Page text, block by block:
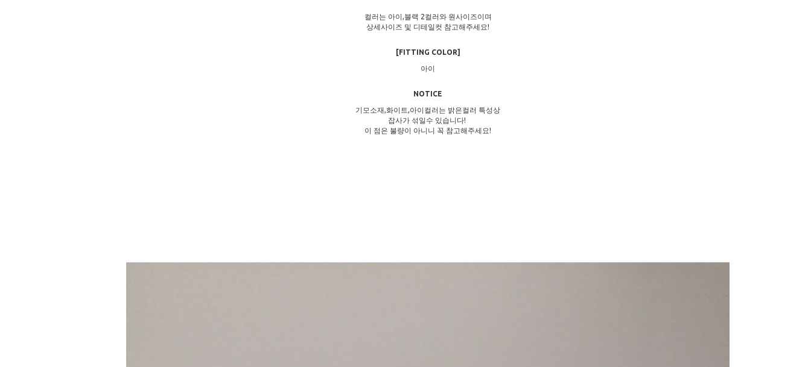
컬러는 아이,블랙 2컬러와 원사이즈이며
상세사이즈 및 디테일컷 참고해주세요!
[FITTING COLOR]
아이
NOTICE
기모소재,화이트,아이컬러는 밝은컬러 특성상
잡사가 섞일수 있습니다!
이 점은 불량이 아니니 꼭 참고해주세요!